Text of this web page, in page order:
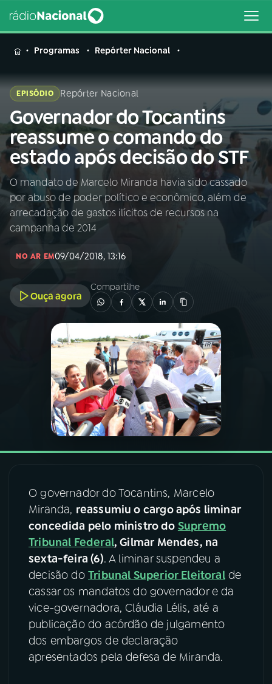
MENU
Buscar
na
Rádio
Nacional
Buscar
AO VIVO
INÍCIO
02A RÁDIO
03PROGRAMAÇÃO
PROGRAMAS
PODCASTS
VIDEOCASTS
08
ACOMPANHE A RÁDIO NACIONAL
Facebook
Instagram X
TikTok
Programas Repórter Nacional
EPISÓDIO Repórter Nacional
Governador do Tocantins
reassume o comando do
estado após decisão do STF
O mandato de Marcelo Miranda havia sido cassado
por abuso de poder político e econômico, além de
arrecadação de gastos ilícitos de recursos na
campanha de 2014
NO AR EM09/04/2018, 13:16
Ouça agora
Compartilhe
O governador do Tocantins, Marcelo
Miranda, reassumiu o cargo após liminar
concedida pelo ministro do Supremo
Tribunal Federal, Gilmar Mendes, na
sexta-feira (6). A liminar suspendeu a
decisão do Tribunal Superior Eleitoralde
cassar os mandatos do governador e da
vice-governadora, Cláudia Lélis, até a
publicação do acórdão de julgamento
dos embargos de declaração
apresentados pela defesa de Miranda.